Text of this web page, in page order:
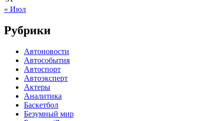
« Июл
Рубрики
Автоновости
Автособытия
Автоспорт
Автоэксперт
Актеры
Аналитика
Баскетбол
Безумный мир